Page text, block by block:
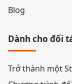
Blog
Dành cho đối
Trở thành một